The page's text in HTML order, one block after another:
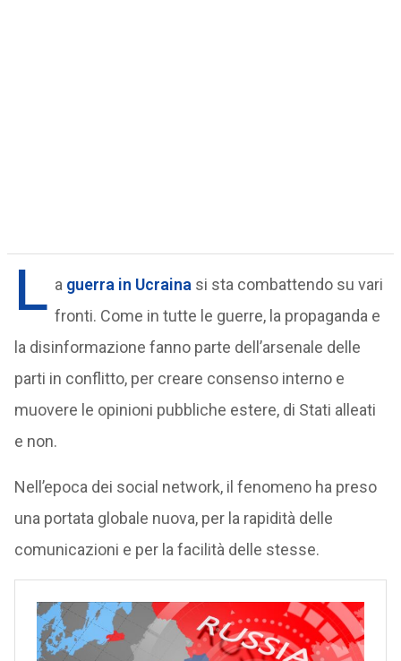
L a guerra in Ucraina si sta combattendo su vari
fronti. Come in tutte le guerre, la propaganda e
la disinformazione fanno parte dell’arsenale delle
parti in conflitto, per creare consenso interno e
muovere le opinioni pubbliche estere, di Stati alleati
e non.
Nell’epoca dei social network, il fenomeno ha preso
una portata globale nuova, per la rapidità delle
comunicazioni e per la facilità delle stesse.